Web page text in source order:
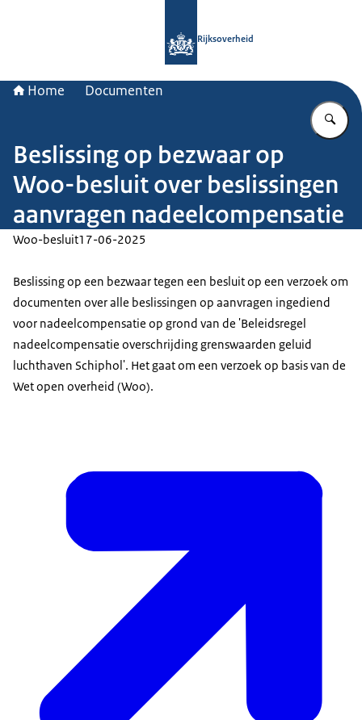
Rijksoverheid
Home Documenten
Beslissing op bezwaar op
Woo-besluit over beslissingen
aanvragen nadeelcompensatie
Woo-besluit17-06-2025
Beslissing op een bezwaar tegen een besluit op een verzoek om
documenten over alle beslissingen op aanvragen ingediend
voor nadeelcompensatie op grond van de 'Beleidsregel
nadeelcompensatie overschrijding grenswaarden geluid
luchthaven Schiphol'. Het gaat om een verzoek op basis van de
Wet open overheid (Woo).